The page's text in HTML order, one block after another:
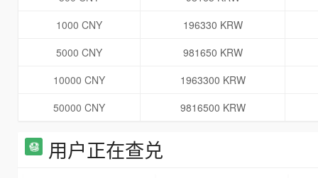
1000 CNY
196330 KRW
5000 CNY
981650 KRW
10000 CNY
1963300 KRW
50000 CNY
9816500 KRW
用户正在查兑